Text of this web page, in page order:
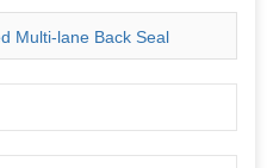
Multi-lane Back Seal
Manufacturer - COPY -